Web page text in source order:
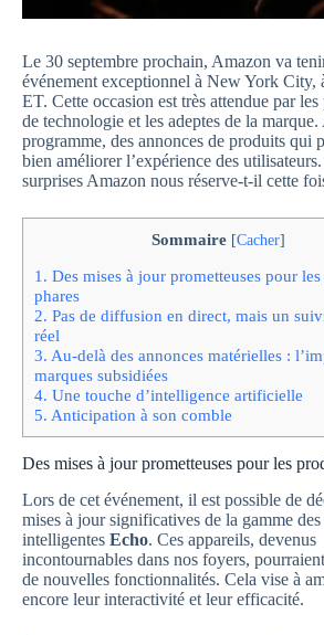
Le 30 septembre prochain, Amazon va
événement exceptionnel à New York City,
ET. Cette occasion est très attendue par les
de technologie et les adeptes de la marque.
programme, des annonces de produits qui
bien améliorer l’expérience des
surprises Amazon nous réserve-t-il cette
Sommaire [Cacher]
1. Des mises à jour prometteuses pour
phares
2. Pas de diffusion en direct, mais un
réel
3. Au-delà des annonces matérielles :
marques subsidiées
4. Une touche d’intelligence artificielle
5. Anticipation à son comble
Des mises à jour prometteuses pour les
Lors de cet événement, il est possible de
mises à jour significatives de la gamme des
intelligentes Echo. Ces appareils, devenus
incontournables dans nos foyers,
de nouvelles fonctionnalités. Cela vise à
encore leur interactivité et leur efficacité.